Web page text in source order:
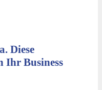
Diese
Ihr Business